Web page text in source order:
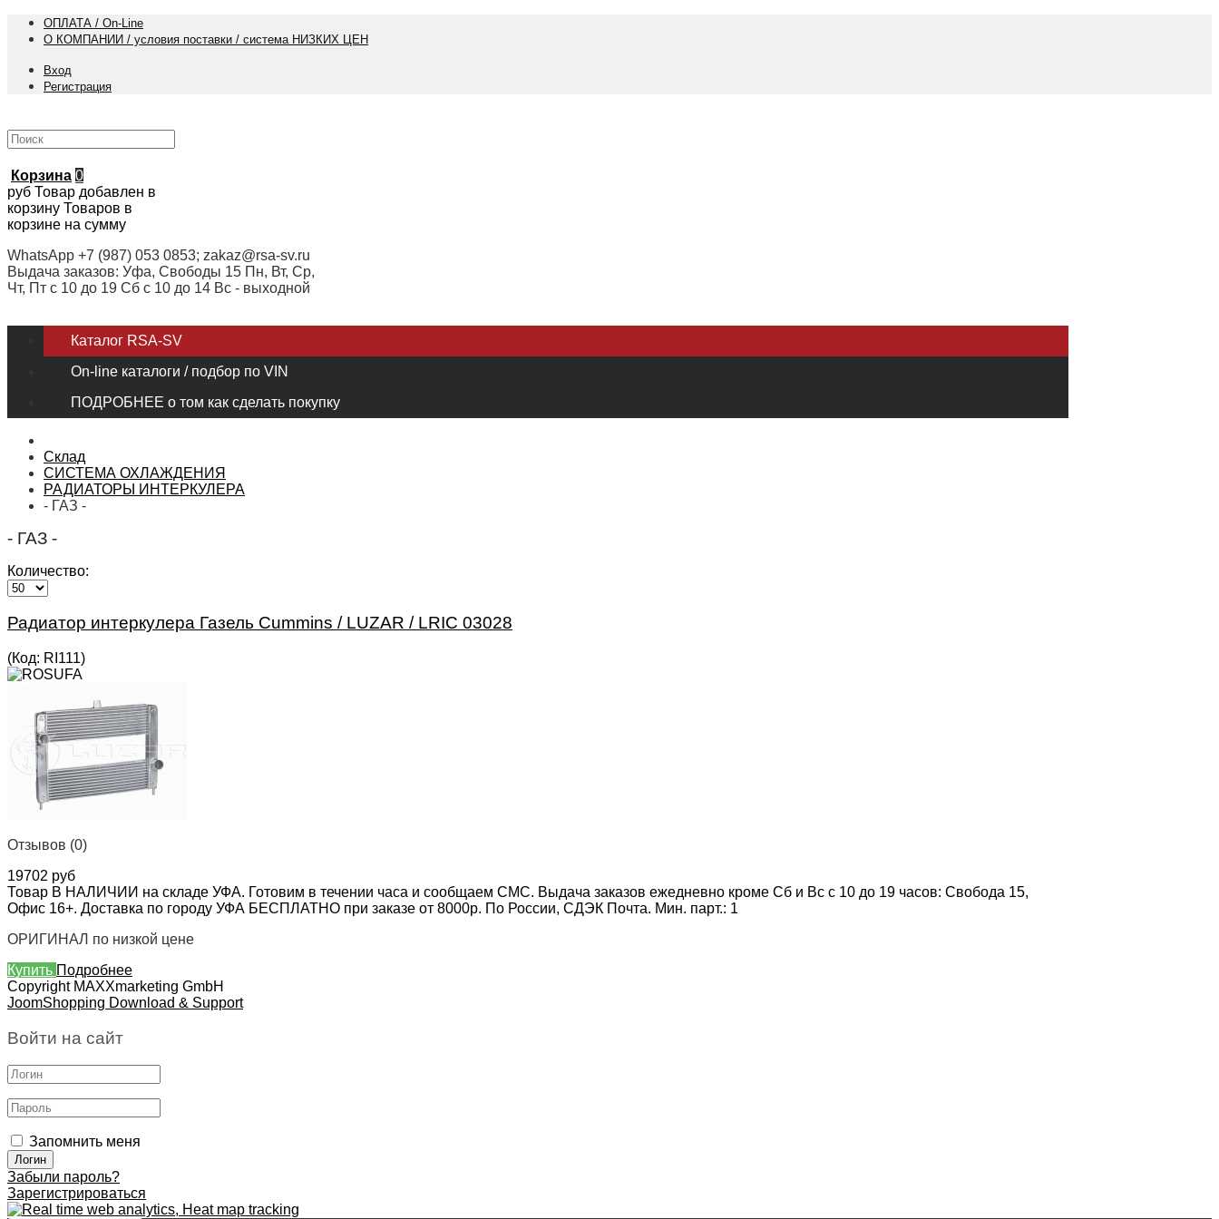
ОПЛАТА / On-Line
О КОМПАНИИ / условия поставки / система НИЗКИХ ЦЕН
Вход
Регистрация
Корзина 0
руб Товар добавлен в
корзину Товаров в
корзине на сумму
WhatsApp +7 (987) 053 0853; zakaz@rsa-sv.ru
Выдача заказов: Уфа, Свободы 15 Пн, Вт, Ср,
Чт, Пт с 10 до 19 Сб с 10 до 14 Вс - выходной
Каталог RSA-SV
On-line каталоги / подбор по VIN
ПОДРОБНЕЕ о том как сделать покупку
Склад
СИСТЕМА ОХЛАЖДЕНИЯ
РАДИАТОРЫ ИНТЕРКУЛЕРА
- ГАЗ -
- ГАЗ -
Количество:
Радиатор интеркулера Газель Cummins / LUZAR / LRIC 03028
(Код: RI111)
Отзывов (0)
19702 руб
Товар В НАЛИЧИИ на складе УФА. Готовим в течении часа и сообщаем СМС. Выдача заказов ежедневно кроме Сб и Вс с 10 до 19 часов: Свобода 15,
Офис 16+. Доставка по городу УФА БЕСПЛАТНО при заказе от 8000р. По России, СДЭК Почта. Мин. парт.: 1
ОРИГИНАЛ по низкой цене
Купить Подробнее
Copyright MAXXmarketing GmbH
JoomShopping Download & Support
Войти на сайт
Запомнить меня
Забыли пароль?
Зарегистрироваться